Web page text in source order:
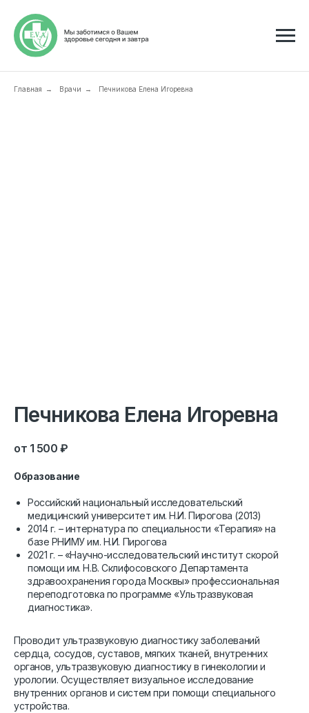
Главная → Врачи → Печникова Елена Игоревна
Печникова Елена Игоревна
1 500 ₽
Образование
Российский национальный исследовательский
медицинский университет им. Н.И. Пирогова (2013)
2014 г. – интернатура по специальности «Терапия» на
базе РНИМУ им. Н.И. Пирогова
2021 г. – «Научно-исследовательский институт скорой
помощи им. Н.В. Склифосовского Департамента
здравоохранения города Москвы» профессиональная
переподготовка по программе «Ультразвуковая
диагностика».
Проводит ультразвуковую диагностику заболеваний
сердца, сосудов, суставов, мягких тканей, внутренних
органов, ультразвуковую диагностику в гинекологии и
урологии. Осуществляет визуальное исследование
внутренних органов и систем при помощи специального
устройства.